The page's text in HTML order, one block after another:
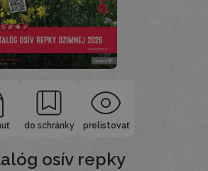
do schránky prelistovať
osív repky